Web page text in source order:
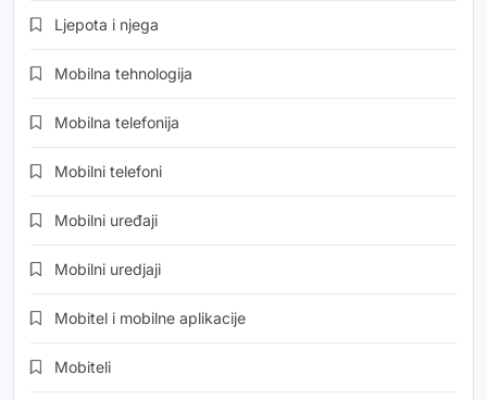
Ljepota i njega
Mobilna tehnologija
Mobilna telefonija
Mobilni telefoni
Mobilni uređaji
Mobilni uredjaji
Mobitel i mobilne aplikacije
Mobiteli